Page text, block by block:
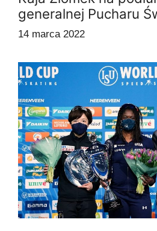
generalnej Pucharu
14 marca 2022